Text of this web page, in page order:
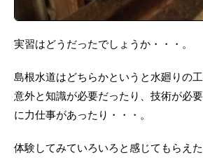
実習はどうだったでしょうか・・・。
島根水道はどちらかというと水廻りの工
意外と知識が必要だったり、技術が必
に力仕事があったり・・・。
体験してみていろいろと感じてもらえ